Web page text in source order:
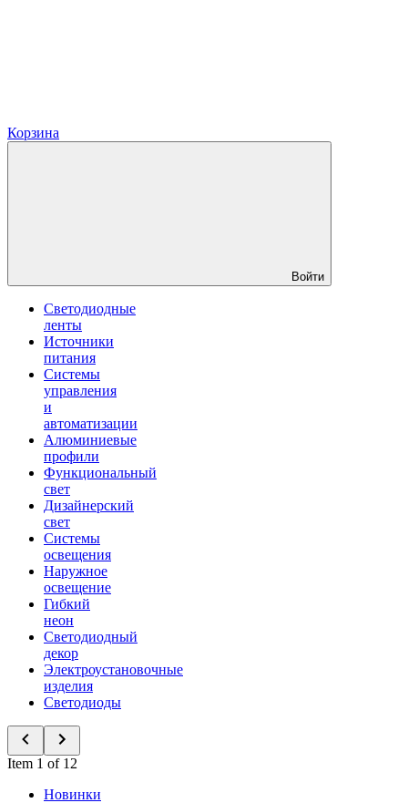
Корзина
Войти
Светодиодные
ленты
Источники
питания
Системы
управления
и
автоматизации
Алюминиевые
профили
Функциональный
свет
Дизайнерский
свет
Системы
освещения
Наружное
освещение
Гибкий
неон
Светодиодный
декор
Электроустановочные
изделия
Светодиоды
Item 1 of 12
Новинки